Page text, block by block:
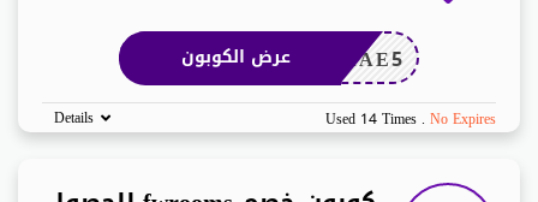
LAAE5 عرض الكوبون
Used 14 Times . No Expires
Details